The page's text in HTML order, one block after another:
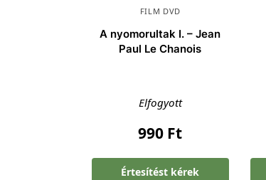
FILM DVD
A nyomorultak I. – Jean
Paul Le Chanois
Elfogyott
990 Ft
Értesítést kérek